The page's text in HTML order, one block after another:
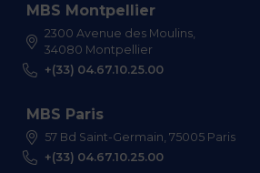
MBS Montpellier
2300 Avenue des Moulins,
34080 Montpellier
+(33) 04.67.10.25.00
MBS Paris
57 Bd Saint-Germain, 75005 Paris
+(33) 04.67.10.25.00